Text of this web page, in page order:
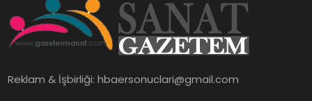
Reklam & İşbirliği:hbaersonuclari@gmail.com